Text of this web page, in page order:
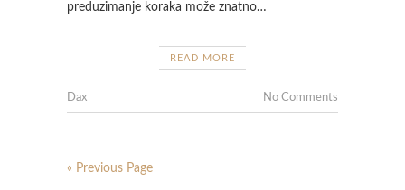
preduzimanje koraka može znatno…
READ MORE
Dax No Comments
« Previous Page